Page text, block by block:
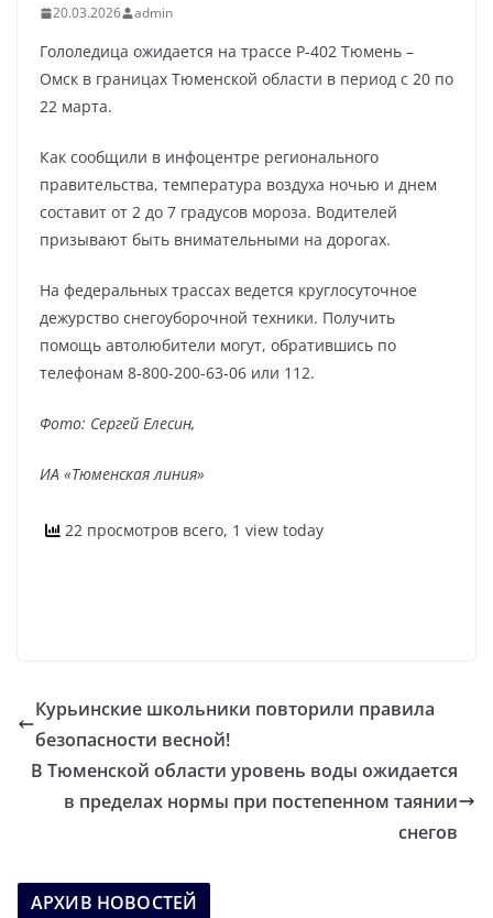
20.03.2026 admin
Гололедица ожидается на трассе Р-402 Тюмень –
Омск в границах Тюменской области в период с 20 по
22 марта.
Как сообщили в инфоцентре регионального
правительства, температура воздуха ночью и днем
составит от 2 до 7 градусов мороза. Водителей
призывают быть внимательными на дорогах.
На федеральных трассах ведется круглосуточное
дежурство снегоуборочной техники. Получить
помощь автолюбители могут, обратившись по
телефонам 8-800-200-63-06 или 112.
Фото: Сергей Елесин,
ИА «Тюменская линия»
22 просмотров всего, 1 view today
Курьинские школьники повторили правила
безопасности весной!
В Тюменской области уровень воды ожидается
в пределах нормы при постепенном таянии
снегов
АРХИВ НОВОСТЕЙ